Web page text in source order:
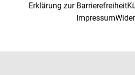
Erklärung zur Barrierefreiheit
Impressum